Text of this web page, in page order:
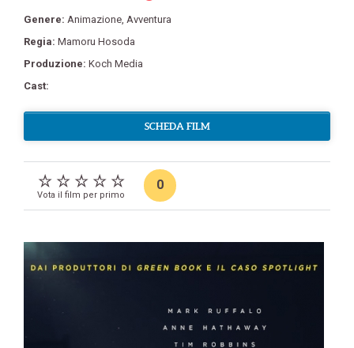
Genere: Animazione Avventura
Regia: Mamoru Hosoda
Produzione: Koch Media
Cast:
SCHEDA FILM
Vota il film per primo
0